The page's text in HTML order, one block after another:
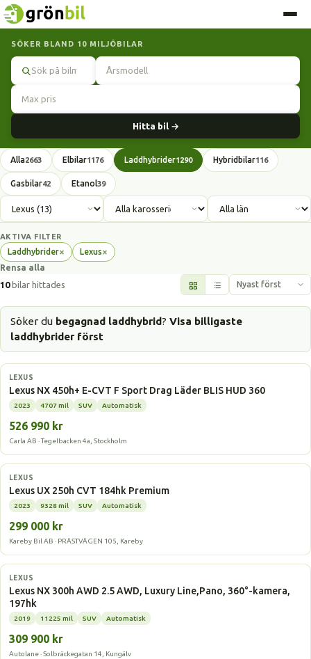
SÖKER BLAND 10 MILJÖBILAR
Hitta bil →
Alla2663 Elbilar1176 Laddhybrider1290 Hybridbilar116
Gasbilar42 Etanol39
AKTIVA FILTER
Laddhybrider×
Ta
bort
filter
Lexus×
Ta
Rensa alla
10bilar hittades
Söker du begagnad laddhybrid? Visa billigaste
laddhybrider först
Laddhybrid
LEXUS
Lexus NX 450h+ E-CVT F Sport Drag Läder BLIS HUD 360
2023 4707 mil SUV Automatisk
526 990 kr
Carla AB · Tegelbacken 4a, Stockholm
Laddhybrid
LEXUS
Lexus UX 250h CVT 184hk Premium
2023 9328 mil SUV Automatisk
299 000 kr
Kareby Bil AB · PRÄSTVÄGEN 105, Kareby
Laddhybrid
LEXUS
Lexus NX 300h AWD 2.5 AWD, Luxury Line,Pano, 360°-kamera,
197hk
2019 11225 mil SUV Automatisk
309 900 kr
Autolane · Solbräckegatan 14, Kungälv